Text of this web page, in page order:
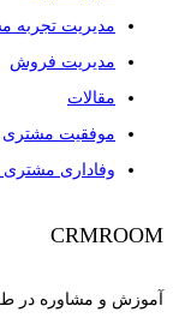
مدیریت تجربه
مدیریت فروش
مقالات
موفقیت مشتری
وفاداری مشتری
CRMROOM
آموزش و مشاوره در